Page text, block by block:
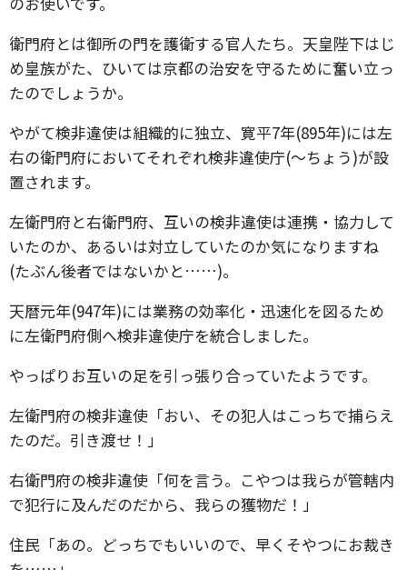
衛門府とは御所の門を護衛する官人たち。天皇陛下はじ
め皇族がた、ひいては京都の治安を守るために奮い立っ
たのでしょうか。
やがて検非違使は組織的に独立、寛平7年(895年)には左
右の衛門府においてそれぞれ検非違使庁(～ちょう)が設
置されます。
左衛門府と右衛門府、互いの検非違使は連携・協力して
いたのか、あるいは対立していたのか気になりますね
(たぶん後者ではないかと……)。
天暦元年(947年)には業務の効率化・迅速化を図るため
に左衛門府側へ検非違使庁を統合しました。
やっぱりお互いの足を引っ張り合っていたようです。
左衛門府の検非違使「おい、その犯人はこっちで捕らえ
たのだ。引き渡せ！」
右衛門府の検非違使「何を言う。こやつは我らが管轄内
で犯行に及んだのだから、我らの獲物だ！」
住民「あの。どっちでもいいので、早くそやつにお裁き